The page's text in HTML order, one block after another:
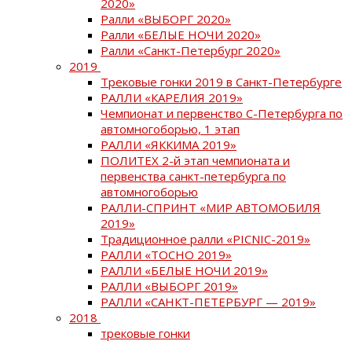
Ралли «ВЫБОРГ 2020»
Ралли «БЕЛЫЕ НОЧИ 2020»
Ралли «Санкт-Петербург 2020»
2019
Трековые гонки 2019 в Санкт-Петербурге
РАЛЛИ «КАРЕЛИЯ 2019»
Чемпионат и первенство С-Петербурга по
автомногоборью, 1 этап
РАЛЛИ «ЯККИМА 2019»
ПОЛИТЕХ 2-й этап чемпионата и
первенства санкт-петербурга по
автомногоборью
РАЛЛИ-СПРИНТ «МИР АВТОМОБИЛЯ
2019»
Традиционное ралли «PICNIC-2019»
РАЛЛИ «ТОСНО 2019»
РАЛЛИ «БЕЛЫЕ НОЧИ 2019»
РАЛЛИ «ВЫБОРГ 2019»
РАЛЛИ «САНКТ-ПЕТЕРБУРГ — 2019»
2018
трековые гонки